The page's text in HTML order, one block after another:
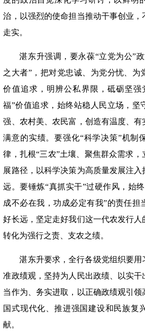
治，以强烈的使命担当推动干事创业
走实。
湛东升强调，要永葆“立党为公”
之大者”，把对党忠诚、为党分忧、为
价值追求，明辨公私界限，砥砺坚强
福”价值追求，始终站稳人民立场，坚
强、农村美、农民富，创造有温度、
满意的实绩。要强化“科学决策”机制
律，扎根“三农”土壤、聚焦群众需求
展路径，以科学决策为高质量发展注
远。要锤炼“真抓实干”过硬作风，始
成不必在我，功成必定有我”的责任担
好长远，坚定走好我们这一代农发行
转化为强行之责、支农之绩。
湛东升要求，全行各级党组织要
准政绩观，坚持为人民出政绩、以实干
当作为、务实进取，以正确政绩观引
国式现代化、推进强国建设和民族复
献。